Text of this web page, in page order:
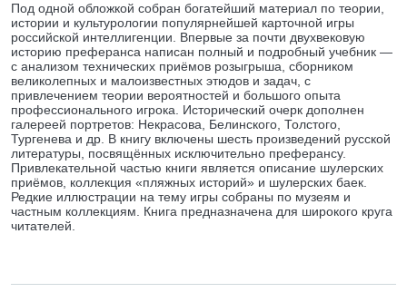
Под одной обложкой собран богатейший материал по теории,
истории и культурологии популярнейшей карточной игры
российской интеллигенции. Впервые за почти двухвековую
историю преферанса написан полный и подробный учебник ―
с анализом технических приёмов розыгрыша, сборником
великолепных и малоизвестных этюдов и задач, с
привлечением теории вероятностей и большого опыта
профессионального игрока. Исторический очерк дополнен
галереей портретов: Некрасова, Белинского, Толстого,
Тургенева и др. В книгу включены шесть произведений русской
литературы, посвящённых исключительно преферансу.
Привлекательной частью книги является описание шулерских
приёмов, коллекция «пляжных историй» и шулерских баек.
Редкие иллюстрации на тему игры собраны по музеям и
частным коллекциям. Книга предназначена для широкого круга
читателей.